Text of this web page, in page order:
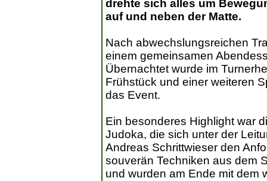
drehte sich alles um
auf und neben der Matte.
Nach abwechslungsreichen
einem gemeinsamen
Übernachtet wurde im
Frühstück und einer weiteren
das Event.
Ein besonderes Highlight war
Judoka, die sich unter der
Andreas Schrittwieser den
souverän Techniken aus dem
und wurden am Ende mit dem